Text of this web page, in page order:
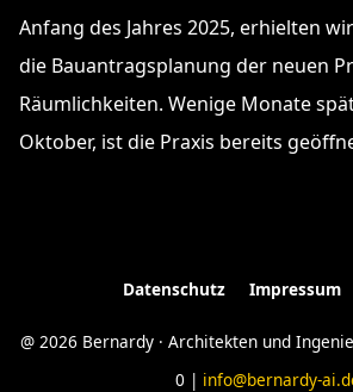
Anfang des Jahres 2025, erhielten
die Bauantragsplanung der neuen
Räumlichkeiten. Wenige Monate
Oktober, ist die Praxis bereits
Datenschutz Impressum
@ 2026 Bernardy · Architekten und
0 | info@bernardy-